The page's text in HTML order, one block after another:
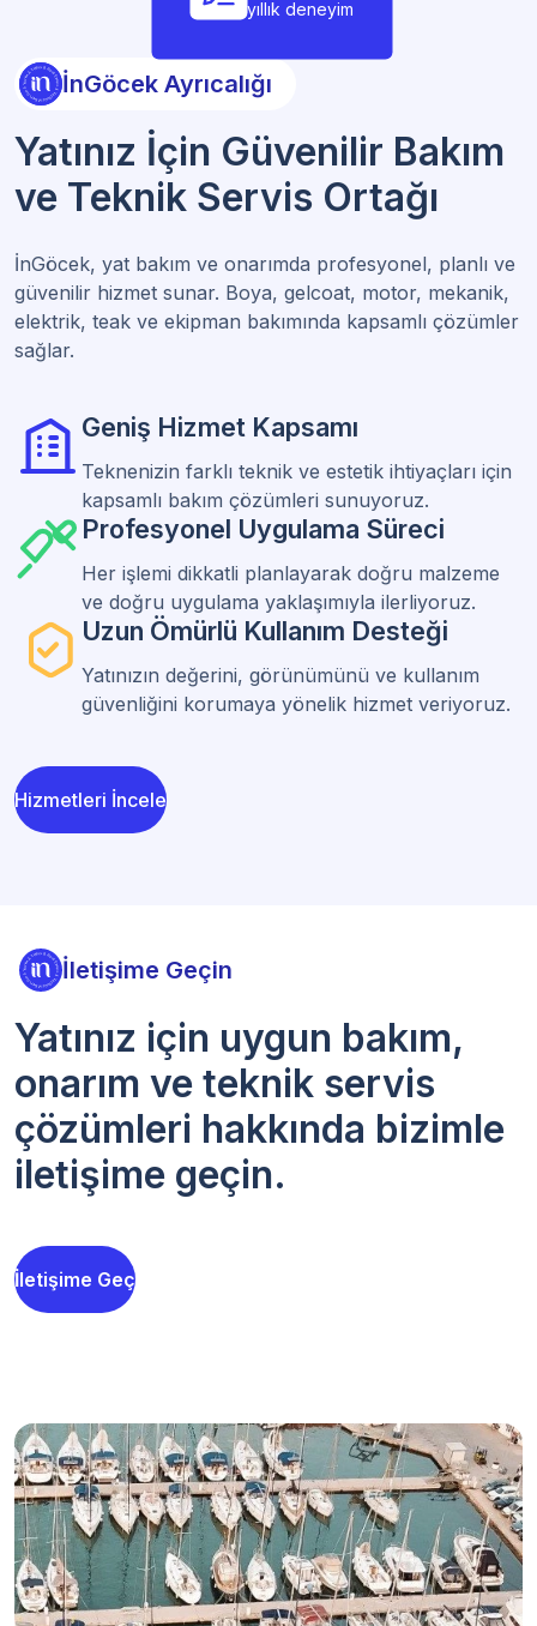
yıllık deneyim
İnGöcek Ayrıcalığı
Yatınız İçin Güvenilir Bakım
ve Teknik Servis Ortağı
İnGöcek, yat bakım ve onarımda profesyonel, planlı ve
güvenilir hizmet sunar. Boya, gelcoat, motor, mekanik,
elektrik, teak ve ekipman bakımında kapsamlı çözümler
sağlar.
Geniş Hizmet Kapsamı
Teknenizin farklı teknik ve estetik ihtiyaçları için
kapsamlı bakım çözümleri sunuyoruz.
Profesyonel Uygulama Süreci
Her işlemi dikkatli planlayarak doğru malzeme
ve doğru uygulama yaklaşımıyla ilerliyoruz.
Uzun Ömürlü Kullanım Desteği
Yatınızın değerini, görünümünü ve kullanım
güvenliğini korumaya yönelik hizmet veriyoruz.
Hizmetleri İncele
İletişime Geçin
Yatınız için uygun bakım,
onarım ve teknik servis
çözümleri hakkında bizimle
iletişime geçin.
İletişime Geç